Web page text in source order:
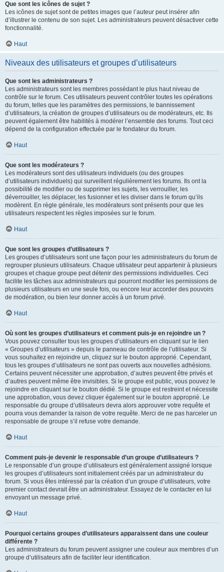
Que sont les icônes de sujet ?
Les icônes de sujet sont de petites images que l’auteur peut insérer afin
d’illustrer le contenu de son sujet. Les administrateurs peuvent désactiver cette
fonctionnalité.
Haut
Niveaux des utilisateurs et groupes d’utilisateurs
Que sont les administrateurs ?
Les administrateurs sont les membres possédant le plus haut niveau de
contrôle sur le forum. Ces utilisateurs peuvent contrôler toutes les opérations
du forum, telles que les paramètres des permissions, le bannissement
d’utilisateurs, la création de groupes d’utilisateurs ou de modérateurs, etc. Ils
peuvent également être habilités à modérer l’ensemble des forums. Tout ceci
dépend de la configuration effectuée par le fondateur du forum.
Haut
Que sont les modérateurs ?
Les modérateurs sont des utilisateurs individuels (ou des groupes
d’utilisateurs individuels) qui surveillent régulièrement les forums. Ils ont la
possibilité de modifier ou de supprimer les sujets, les verrouiller, les
déverrouiller, les déplacer, les fusionner et les diviser dans le forum qu’ils
modèrent. En règle générale, les modérateurs sont présents pour que les
utilisateurs respectent les règles imposées sur le forum.
Haut
Que sont les groupes d’utilisateurs ?
Les groupes d’utilisateurs sont une façon pour les administrateurs du forum de
regrouper plusieurs utilisateurs. Chaque utilisateur peut appartenir à plusieurs
groupes et chaque groupe peut détenir des permissions individuelles. Ceci
facilite les tâches aux administrateurs qui pourront modifier les permissions de
plusieurs utilisateurs en une seule fois, ou encore leur accorder des pouvoirs
de modération, ou bien leur donner accès à un forum privé.
Haut
Où sont les groupes d’utilisateurs et comment puis-je en rejoindre un ?
Vous pouvez consulter tous les groupes d’utilisateurs en cliquant sur le lien
« Groupes d’utilisateurs » depuis le panneau de contrôle de l’utilisateur. Si
vous souhaitez en rejoindre un, cliquez sur le bouton approprié. Cependant,
tous les groupes d’utilisateurs ne sont pas ouverts aux nouvelles adhésions.
Certains peuvent nécessiter une approbation, d’autres peuvent être privés et
d’autres peuvent même être invisibles. Si le groupe est public, vous pouvez le
rejoindre en cliquant sur le bouton dédié. Si le groupe est restreint et nécessite
une approbation, vous devez cliquer également sur le bouton approprié. Le
responsable du groupe d’utilisateurs devra alors approuver votre requête et
pourra vous demander la raison de votre requête. Merci de ne pas harceler un
responsable de groupe s’il refuse votre demande.
Haut
Comment puis-je devenir le responsable d’un groupe d’utilisateurs ?
Le responsable d’un groupe d’utilisateurs est généralement assigné lorsque
les groupes d’utilisateurs sont initialement créés par un administrateur du
forum. Si vous êtes intéressé par la création d’un groupe d’utilisateurs, votre
premier contact devrait être un administrateur. Essayez de le contacter en lui
envoyant un message privé.
Haut
Pourquoi certains groupes d’utilisateurs apparaissent dans une couleur
différente ?
Les administrateurs du forum peuvent assigner une couleur aux membres d’un
groupe d’utilisateurs afin de faciliter leur identification.